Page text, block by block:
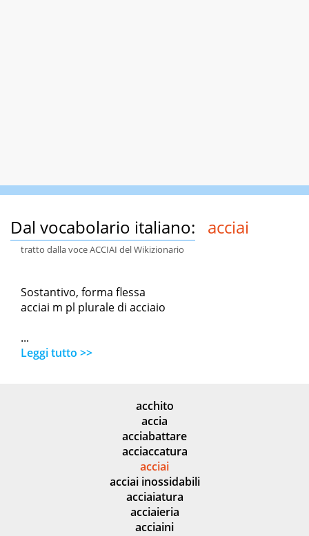
Dal vocabolario italiano: acciai
tratto dalla voce ACCIAI del Wikizionario
Sostantivo, forma flessa
acciai m pl plurale di acciaio
...
Leggi tutto >>
acchito
accia
acciabattare
acciaccatura
acciai
acciai inossidabili
acciaiatura
acciaieria
acciaini